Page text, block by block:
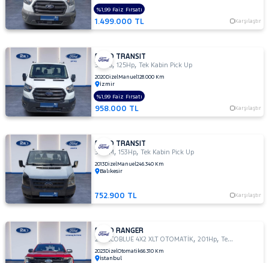
1.499.000 TL Karşılaştır
%1,99 Faiz Fırsatı
FORD TRANSIT
330 S,125Hp,Tek Kabin Pick Up
2020DizelManuel128.000 Km
İzmir
958.000 TL Karşılaştır
%1,99 Faiz Fırsatı
FORD TRANSIT
350 M ,153Hp,Tek Kabin Pick Up
2013DizelManuel246.340 Km
Balıkesir
752.900 TL Karşılaştır
FORD RANGER
2.0 ECOBLUE 4X2 XLT OTOMATİK,201Hp,Tek Kabin Pick Up
2023DizelOtomatik66.310 Km
İstanbul